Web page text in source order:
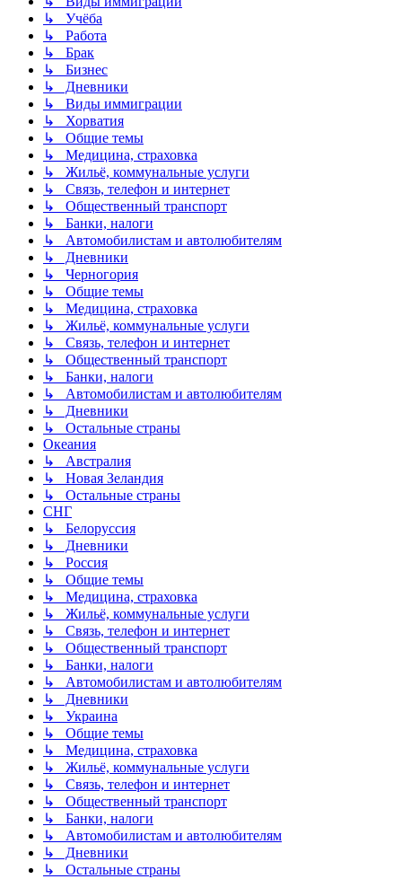
↳ Учёба
↳ Работа
↳ Брак
↳ Бизнес
↳ Дневники
↳ Виды иммиграции
↳ Хорватия
↳ Общие темы
↳ Медицина, страховка
↳ Жильё, коммунальные услуги
↳ Связь, телефон и интернет
↳ Общественный транспорт
↳ Банки, налоги
↳ Автомобилистам и автолюбителям
↳ Дневники
↳ Черногория
↳ Общие темы
↳ Медицина, страховка
↳ Жильё, коммунальные услуги
↳ Связь, телефон и интернет
↳ Общественный транспорт
↳ Банки, налоги
↳ Автомобилистам и автолюбителям
↳ Дневники
↳ Остальные страны
Океания
↳ Австралия
↳ Новая Зеландия
↳ Остальные страны
СНГ
↳ Белоруссия
↳ Дневники
↳ Россия
↳ Общие темы
↳ Медицина, страховка
↳ Жильё, коммунальные услуги
↳ Связь, телефон и интернет
↳ Общественный транспорт
↳ Банки, налоги
↳ Автомобилистам и автолюбителям
↳ Дневники
↳ Украина
↳ Общие темы
↳ Медицина, страховка
↳ Жильё, коммунальные услуги
↳ Связь, телефон и интернет
↳ Общественный транспорт
↳ Банки, налоги
↳ Автомобилистам и автолюбителям
↳ Дневники
↳ Остальные страны